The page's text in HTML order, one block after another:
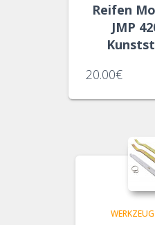
Reifen
JMP
20.00€
WERKZEUG